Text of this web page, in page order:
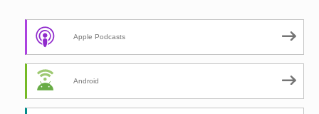
Apple Podcasts
Android